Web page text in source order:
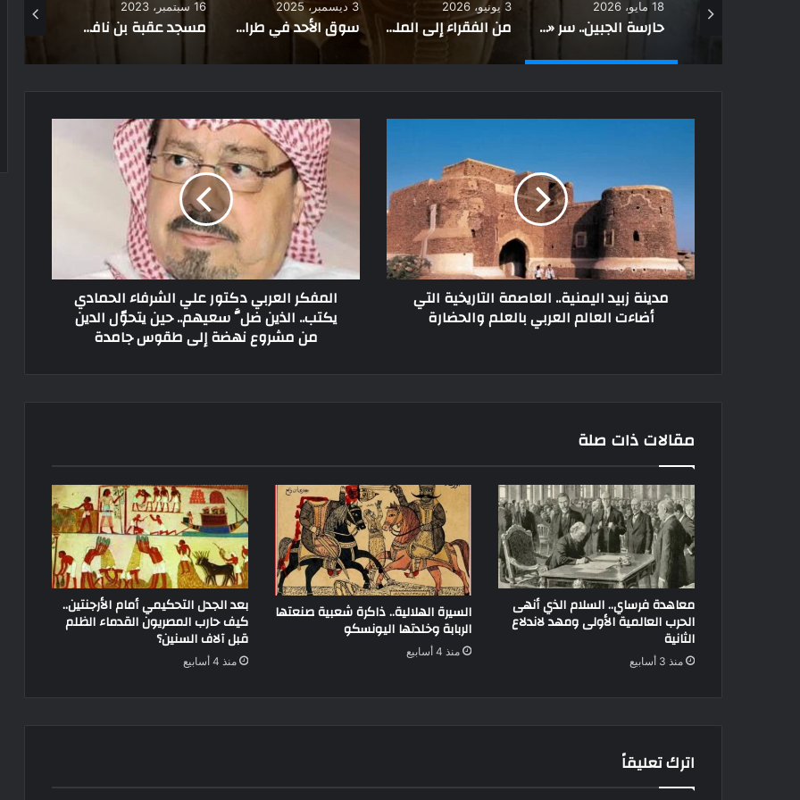
3 يونيو، 2026
من الفقراء إلى الملوك.. كيف اختلفت أساليب التحنيط في مصر القديمة؟
3 ديسمبر، 2025
سوق الأحد في طرابلس: تاريخ عريق وتحديات مستقبلية للباعة
16 سبتمبر، 2023
مسجد عقبة بن نافع: رمز للإسلام والحضارة التونسية منذ 14 قرناً
12 أبريل، 2026
أثينا من مهد الفلسفة إلى جوهرة في تاج العثمانيين
18 مايو، 2026
مدينة زبيد اليمنية.. العاصمة التاريخية التي
أضاءت العالم العربي بالعلم والحضارة
المفكر العربي دكتور علي الشرفاء الحمادي
يكتب.. الذين ضلَّ سعيهم.. حين يتحوّل الدين
من مشروع نهضة إلى طقوس جامدة
مقالات ذات صلة
معاهدة فرساي.. السلام الذي أنهى
الحرب العالمية الأولى ومهد لاندلاع
الثانية
منذ 3 أسابيع
السيرة الهلالية.. ذاكرة شعبية صنعتها
الربابة وخلدتها اليونسكو
منذ 4 أسابيع
بعد الجدل التحكيمي أمام الأرجنتين..
كيف حارب المصريون القدماء الظلم
قبل آلاف السنين؟
منذ 4 أسابيع
اترك تعليقاً